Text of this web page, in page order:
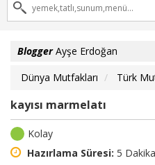
BloggerAyşe Erdoğan
Dünya Mutfakları
Türk
kayısı marmelatı
Kolay
Hazırlama Süresi: 5 Dakika